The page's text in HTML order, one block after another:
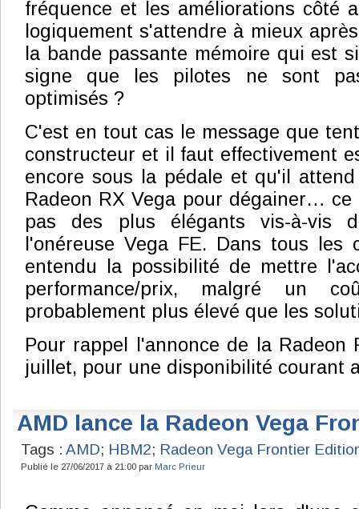
fréquence et les améliorations côté
logiquement s'attendre à mieux
la bande passante mémoire qui est
signe que les pilotes ne sont
optimisés ?
C'est en tout cas le message que
constructeur et il faut effectivement
encore sous la pédale et qu'il
Radeon RX Vega pour dégainer…
pas des plus élégants vis-à-vis
l'onéreuse Vega FE. Dans tous les
entendu la possibilité de mettre
performance/prix, malgré un
probablement plus élevé que les
Pour rappel l'annonce de la Radeon
juillet, pour une disponibilité courant
AMD lance la Radeon Vega
Tags : AMD; HBM2; Radeon Vega Frontier
Publié le 27/06/2017 à 21:00 par Marc Prieur